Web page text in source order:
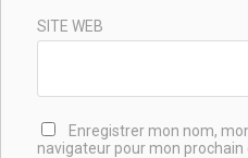
SITE WEB
Enregistrer mon nom,
navigateur pour mon prochain